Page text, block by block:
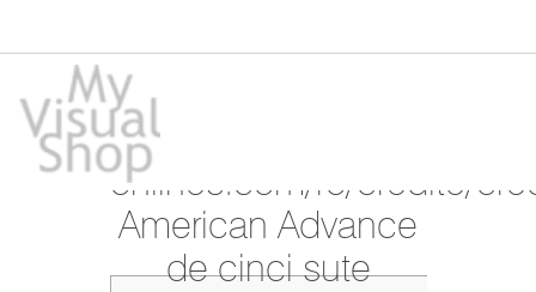
Unde să găsești un
nou https://credits-
onlines.com/ro/credite/
American Advance
de cinci sute